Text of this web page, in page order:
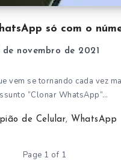
só com o
de novembro de 2021
vem se tornando cada vez
”Clonar WhatsApp”…
de Celular, WhatsApp
Page 1 of 1